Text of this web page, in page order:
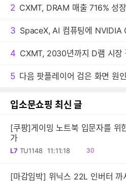
2
3
4
5 다음 팟플레이어 검은 화면 원
입소문쇼핑 최신 글
[쿠팡]게이밍 노트북 입문자를
가
L7 TU1148 11:11:18
읽
30
[마감임박] 위닉스 22L 인버터 까